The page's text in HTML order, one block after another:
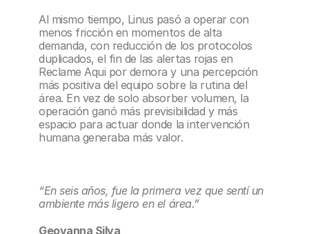
Al mismo tiempo, Linus pasó a operar con
menos fricción en momentos de alta
demanda, con reducción de los protocolos
duplicados, el fin de las alertas rojas en
Reclame Aqui por demora y una percepción
más positiva del equipo sobre la rutina del
área. En vez de solo absorber volumen, la
operación ganó más previsibilidad y más
espacio para actuar donde la intervención
humana generaba más valor.
“En seis años, fue la primera vez que sentí un
ambiente más ligero en el área.”
Geovanna Silva